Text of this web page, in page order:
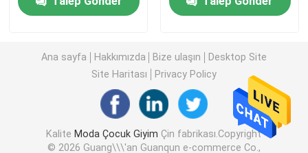
Trend Çocuk Giyim
Çocuk Hırka Kazak
Çocuk Güneş Koruyucu Giysiler
Çocuk Bahar Giysileri
Ana sayfa Hakkımızda Bize ulaşın
Desktop Site
Site Haritası
Privacy Policy
Kalite Moda Çocuk Giyim Çin fabrikası.Copyright
© 2026 Guang\\\'an Guanqun e-commerce Co.,